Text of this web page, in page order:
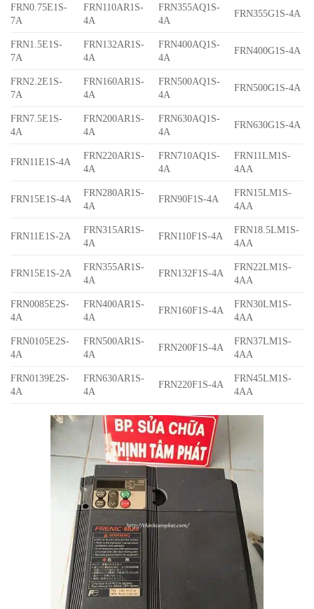
FRN0.75E1S-
7A
FRN110AR1S-
4A
FRN355AQ1S-
4A
FRN355G1S-4A
FRN1.5E1S-
7A
FRN132AR1S-
4A
FRN400AQ1S-
4A
FRN400G1S-4A
FRN2.2E1S-
7A
FRN160AR1S-
4A
FRN500AQ1S-
4A
FRN500G1S-4A
FRN7.5E1S-
4A
FRN200AR1S-
4A
FRN630AQ1S-
4A
FRN630G1S-4A
FRN11E1S-4A
FRN220AR1S-
4A
FRN710AQ1S-
4A
FRN11LM1S-
4AA
FRN15E1S-4A
FRN280AR1S-
4A
FRN90F1S-4A
FRN15LM1S-
4AA
FRN11E1S-2A
FRN315AR1S-
4A
FRN110F1S-4A
FRN18.5LM1S-
4AA
FRN15E1S-2A
FRN355AR1S-
4A
FRN132F1S-4A
FRN22LM1S-
4AA
FRN0085E2S-
4A
FRN400AR1S-
4A
FRN160F1S-4A
FRN30LM1S-
4AA
FRN0105E2S-
4A
FRN500AR1S-
4A
FRN200F1S-4A
FRN37LM1S-
4AA
FRN0139E2S-
4A
FRN630AR1S-
4A
FRN220F1S-4A
FRN45LM1S-
4AA